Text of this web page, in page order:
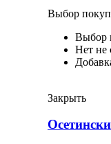
Выбор
Выбор
Нет не
Закрыть